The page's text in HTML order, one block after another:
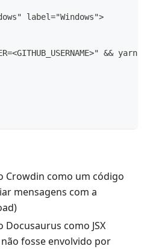
label="Windows">
&& yarn
Crowdin como um código
mensagens com a
como JSX
fosse envolvido por